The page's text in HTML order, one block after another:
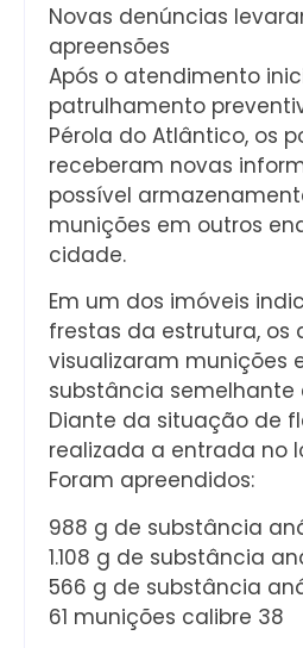
Novas denúncias
apreensões
Após o atendimento
patrulhamento
Pérola do Atlântico, os
receberam novas
possível
munições em outros
cidade.
Em um dos imóveis
frestas da estrutura, os
visualizaram munições
substância semelhante
Diante da situação de
realizada a entrada no
Foram apreendidos:
988 g de substância
1.108 g de substância
566 g de substância
61 munições calibre 38